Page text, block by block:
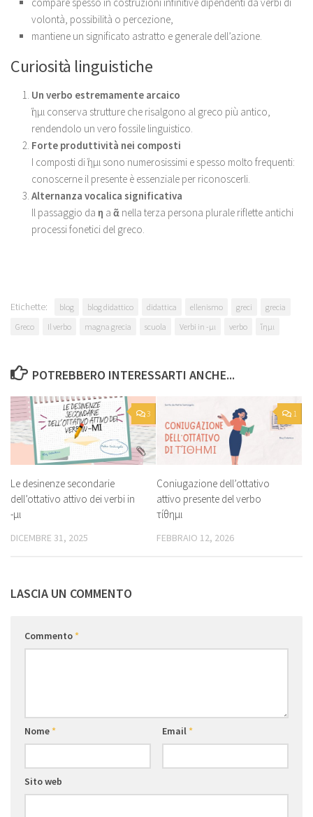
compare spesso in costruzioni infinitive dipendenti da verbi di
volontà, possibilità o percezione,
mantiene un significato astratto e generale dell’azione.
Curiosità linguistiche
Un verbo estremamente arcaico
ἵημι conserva strutture che risalgono al greco più antico,
rendendolo un vero fossile linguistico.
Forte produttività nei composti
I composti di ἵημι sono numerosissimi e spesso molto frequenti:
conoscerne il presente è essenziale per riconoscerli.
Alternanza vocalica significativa
Il passaggio da η a ᾶ nella terza persona plurale riflette antichi
processi fonetici del greco.
Etichette: blog blog didattico didattica ellenismo greci
grecia
Greco
Il verbo magna grecia scuola Verbi in -μι verbo ἵημι
POTREBBERO INTERESSARTI ANCHE...
3
Le desinenze secondarie
dell’ottativo attivo dei verbi in
-μι
DICEMBRE 31, 2025
1
Coniugazione dell’ottativo
attivo presente del verbo
τίθημι
FEBBRAIO 12, 2026
LASCIA UN COMMENTO
Commento*
Nome* Email*
Sito web